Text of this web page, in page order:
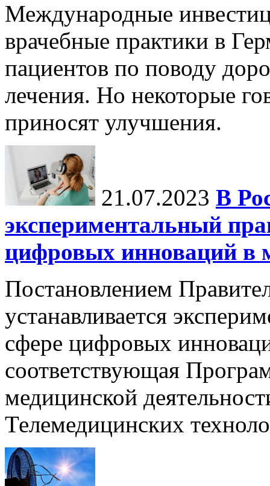
Международные
врачебные практики в
пациентов по поводу
лечения. Но некоторые
приносят улучшения.
21.07.2023 В
экспериментальный
цифровых инноваций в
Постановлением
устанавливается
сфере цифровых
соответствующая
медицинской
Телемедицинских